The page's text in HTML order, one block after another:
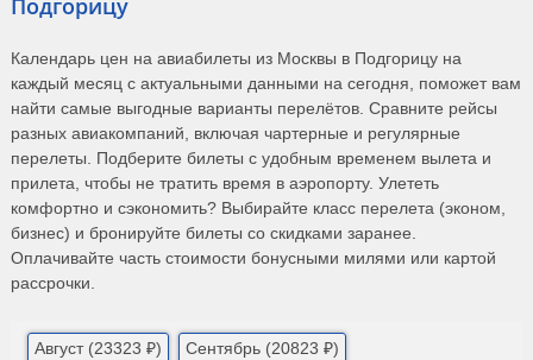
Подгорицу
Календарь цен на авиабилеты из Москвы в Подгорицу на
каждый месяц с актуальными данными на сегодня, поможет вам
найти самые выгодные варианты перелётов. Сравните рейсы
разных авиакомпаний, включая чартерные и регулярные
перелеты. Подберите билеты с удобным временем вылета и
прилета, чтобы не тратить время в аэропорту. Улететь
комфортно и сэкономить? Выбирайте класс перелета (эконом,
бизнес) и бронируйте билеты со скидками заранее.
Оплачивайте часть стоимости бонусными милями или картой
рассрочки.
Август (23323 ₽)
Сентябрь (20823 ₽)